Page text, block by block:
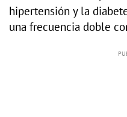
hipertensión y la
una frecuencia doble